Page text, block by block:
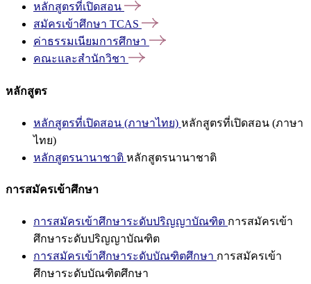
หลักสูตรที่เปิดสอน
สมัครเข้าศึกษา TCAS
ค่าธรรมเนียมการศึกษา
คณะและสำนักวิชา
หลักสูตร
หลักสูตรที่เปิดสอน (ภาษาไทย) หลักสูตรที่เปิดสอน (ภาษา
ไทย)
หลักสูตรนานาชาติ หลักสูตรนานาชาติ
การสมัครเข้าศึกษา
การสมัครเข้าศึกษาระดับปริญญาบัณฑิต การสมัครเข้า
ศึกษาระดับปริญญาบัณฑิต
การสมัครเข้าศึกษาระดับบัณฑิตศึกษา การสมัครเข้า
ศึกษาระดับบัณฑิตศึกษา